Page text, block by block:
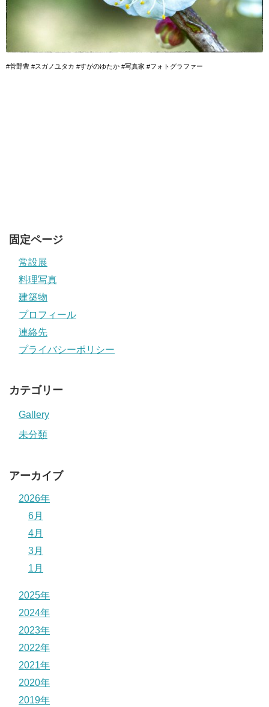
#菅野豊 #スガノユタカ #すがのゆたか #写真家 #フォトグラファー
固定ページ
常設展
料理写真
建築物
プロフィール
連絡先
プライバシーポリシー
カテゴリー
Gallery
未分類
アーカイブ
2026年
6月
4月
3月
1月
2025年
2024年
2023年
2022年
2021年
2020年
2019年